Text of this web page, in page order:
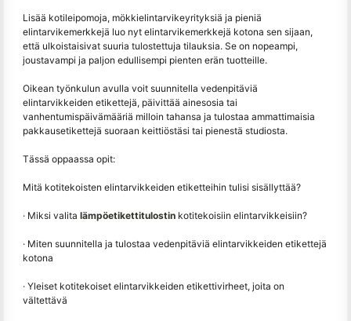
Lisää kotileipomoja, mökkielintarvikeyrityksiä ja pieniä
elintarvikemerkkejä luo nyt elintarvikemerkkejä kotona sen sijaan,
että ulkoistaisivat suuria tulostettuja tilauksia. Se on nopeampi,
joustavampi ja paljon edullisempi pienten erän tuotteille.
Oikean työnkulun avulla voit suunnitella vedenpitäviä
elintarvikkeiden etikettejä, päivittää ainesosia tai
vanhentumispäivämääriä milloin tahansa ja tulostaa ammattimaisia
pakkausetikettejä suoraan keittiöstäsi tai pienestä studiosta.
Tässä oppaassa opit:
Mitä kotitekoisten elintarvikkeiden etiketteihin tulisi sisällyttää?
· Miksi valita lämpöetikettitulostin kotitekoisiin elintarvikkeisiin?
· Miten suunnitella ja tulostaa vedenpitäviä elintarvikkeiden etikettejä
kotona
· Yleiset kotitekoiset elintarvikkeiden etikettivirheet, joita on
vältettävä